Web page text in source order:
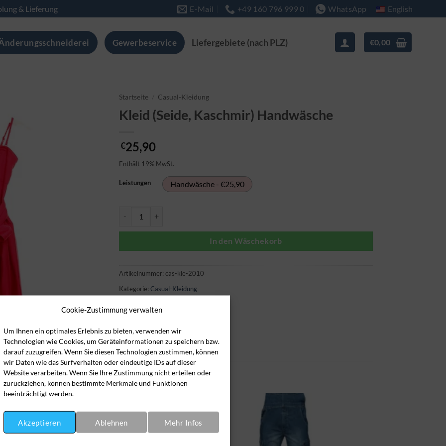
Cookie-Zustimmung verwalten
Um Ihnen ein optimales Erlebnis zu bieten, verwenden wir
Technologien wie Cookies, um Geräteinformationen zu speichern bzw.
darauf zuzugreifen. Wenn Sie diesen Technologien zustimmen, können
wir Daten wie das Surfverhalten oder eindeutige IDs auf dieser
Website verarbeiten. Wenn Sie Ihre Zustimmung nicht erteilen oder
zurückziehen, können bestimmte Merkmale und Funktionen
beeinträchtigt werden.
Akzeptieren Ablehnen Mehr Infos
& Lieferung E-Mail +49 160 796 999 0 WhatsApp English
Gewerbeservice Liefergebiete (nach PLZ) €0,00
Startseite Casual-Kleidung
Kleid (Seide, Kaschmir) Handwäsche
€25,90
Enthält 19% MwSt.
Leistungen Handwäsche - €25,90
In den Wäschekorb
Artikelnummer: cas-kle-2010
Kategorie: Casual-Kleidung